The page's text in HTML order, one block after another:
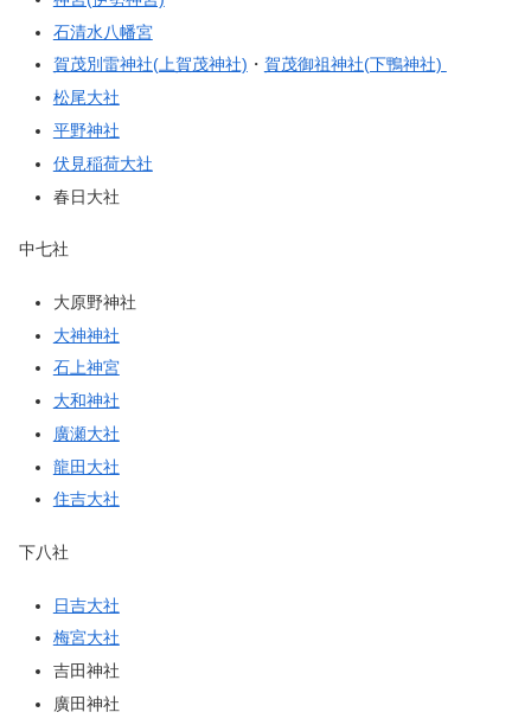
石清水八幡宮
賀茂別雷神社(上賀茂神社) ・ 賀茂御祖神社(下鴨神社)
松尾大社
平野神社
伏見稲荷大社
春日大社
中七社
大原野神社
大神神社
石上神宮
大和神社
廣瀬大社
龍田大社
住吉大社
下八社
日吉大社
梅宮大社
吉田神社
廣田神社